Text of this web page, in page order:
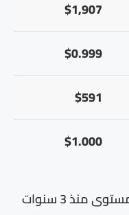
$1,907
$0.999
$591
$1.000
أسعار الغذاء العالمية عند أعلى مستوى منذ 3 سنوات